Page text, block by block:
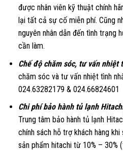
được nhân viên kỹ thuật chính
lại tất cả sự cố miễn phí. Cũng
nguyên nhân dẫn đến tình trạng
cần làm.
Chế độ chăm sóc, tư vấn nhiệt
chăm sóc và tư vấn nhiệt tình
024.63282179 & 024.66824601
Chi phí bảo hành tủ lạnh
Trung tâm bảo hành tủ lạnh
chính sách hỗ trợ khách hàng
sản phẩm hitachi từ 10% –